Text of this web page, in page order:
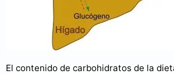
El contenido de carbohidratos de la